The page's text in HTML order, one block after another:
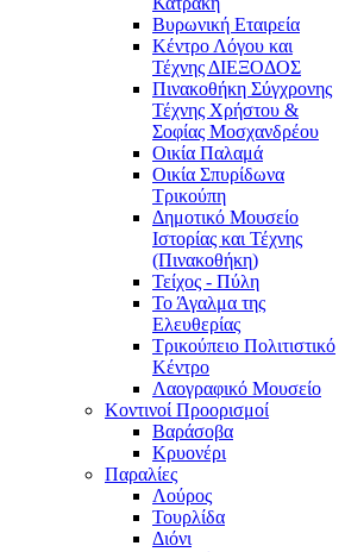
Βυρωνική Εταιρεία
Κέντρο Λόγου και
Τέχνης ΔΙΕΞΟΔΟΣ
Πινακοθήκη Σύγχρονης
Τέχνης Χρήστου &
Σοφίας Μοσχανδρέου
Οικία Παλαμά
Οικία Σπυρίδωνα
Τρικούπη
Δημοτικό Μουσείο
Ιστορίας και Τέχνης
(Πινακοθήκη)
Τείχος - Πύλη
Το Άγαλμα της
Ελευθερίας
Τρικούπειο Πολιτιστικό
Κέντρο
Λαογραφικό Μουσείο
Κοντινοί Προορισμοί
Βαράσοβα
Κρυονέρι
Παραλίες
Λούρος
Τουρλίδα
Διόνι